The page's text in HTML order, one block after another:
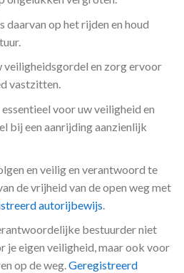
daarvan op het rijden en houd
en zorg ervoor
vastzitten.
voor uw veiligheid en
bij een aanrijding aanzienlijk
en veilig en verantwoord te
de vrijheid van de open weg met
autorijbewijs
bestuurder niet
je eigen veiligheid, maar ook voor
op de weg.Geregistreerd